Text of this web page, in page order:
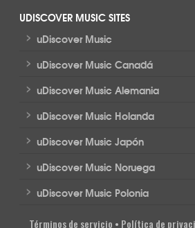
UDISCOVER MUSIC SITES
> uDiscover Music
> uDiscover Music Canadá
> uDiscover Music Alemania
> uDiscover Music Holanda
> uDiscover Music Japón
> uDiscover Music Noruega
> uDiscover Music Polonia
Términos de servicio • Política de